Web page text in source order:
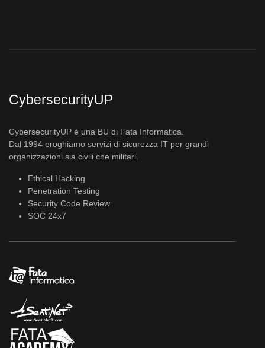
CybersecurityUP
CybersecurityUP è una BU di Fata Informatica.
Dal 1994 eroghiamo servizi di sicurezza IT per grandi
organizzazioni sia civili che militari.
Ethical Hacking
Penetration Testing
Security Code Review
SOC 24x7